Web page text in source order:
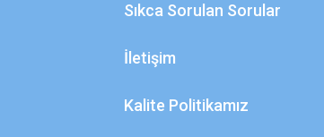
Sıkca Sorulan Sorular
İletişim
Kalite Politikamız